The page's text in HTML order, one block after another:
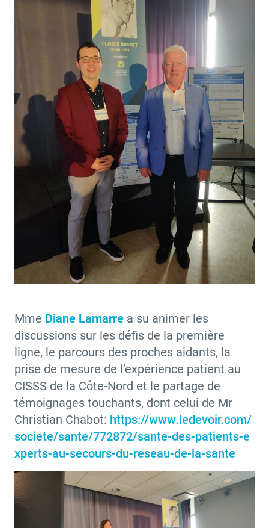
Mme Diane Lamarre a su animer les
discussions sur les défis de la première
ligne, le parcours des proches aidants, la
prise de mesure de l’expérience patient au
CISSS de la Côte-Nord et le partage de
témoignages touchants, dont celui de Mr
Christian Chabot: https://www.ledevoir.com/
societe/sante/772872/sante-des-patients-e
xperts-au-secours-du-reseau-de-la-sante